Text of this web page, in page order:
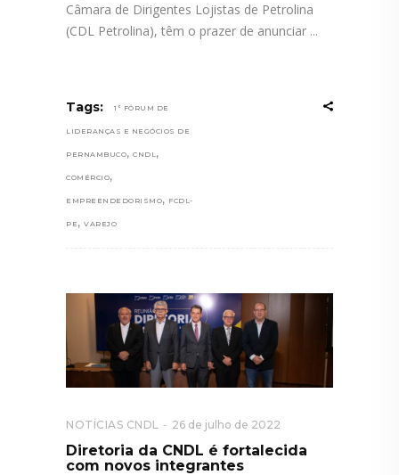
Câmara de Dirigentes Lojistas de Petrolina
(CDL Petrolina), têm o prazer de anunciar
Tags: 1° FÓRUM DE
LIDERANÇAS E NEGÓCIOS DE
PERNAMBUCO, CNDL,
COMÉRCIO,
EMPREENDEDORISMO, FCDL-
PE , VAREJO
NOTÍCIAS CNDL 26 de julho de 2022
Diretoria da CNDL é fortalecida
com novos integrantes